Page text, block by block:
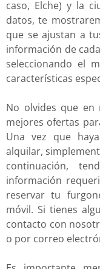
caso, Elche) y la
datos, te
que se ajustan a
información de
seleccionando el
características
No olvides que en
mejores ofertas
Una vez que
alquilar,
continuación,
información
reservar tu
móvil. Si tienes
contacto con
o por correo